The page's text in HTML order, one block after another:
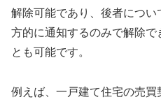
解除可能であり、後者につ
方的に通知するのみで解除で
とも可能です。
例えば、一戸建て住宅の売